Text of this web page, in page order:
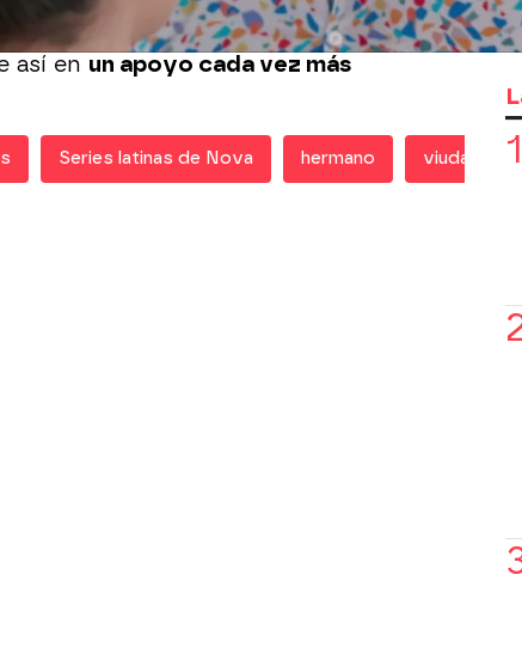
lo que estaba pasando,Gael ha ido a
así en un apoyo cada vez más
Series latinas de Nova hermano viuda